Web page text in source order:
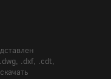
.dxf, .cdt,